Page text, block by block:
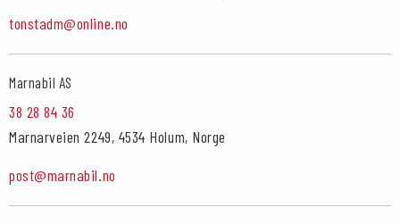
tonstadm@online.no
Marnabil AS
38 28 84 36
Marnarveien 2249, 4534 Holum, Norge
post@marnabil.no